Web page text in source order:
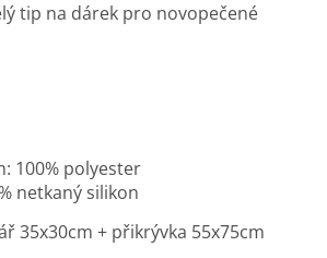
tip na dárek pro novopečené
100% polyester
netkaný silikon
35x30cm + přikrývka 55x75cm